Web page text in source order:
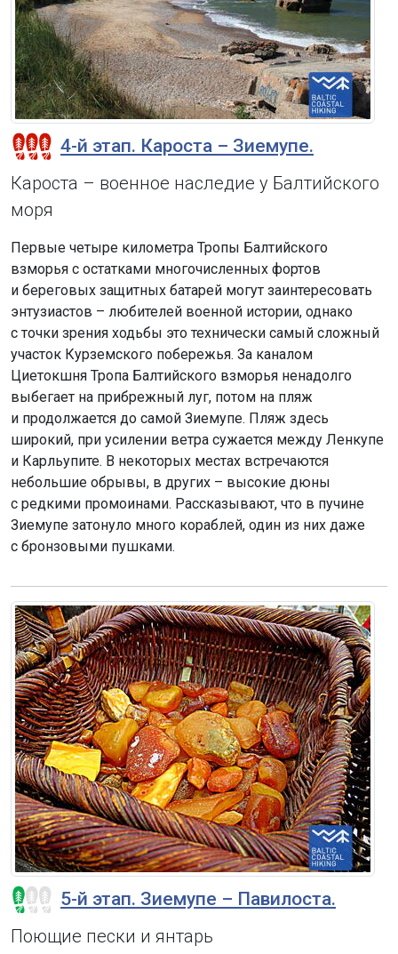
4-й этап. Кароста – Зиемупе.
Кароста – военное наследие у Балтийского
моря
Первые четыре километра Тропы Балтийского
взморья с остатками многочисленных фортов
и береговых защитных батарей могут заинтересовать
энтузиастов – любителей военной истории, однако
с точки зрения ходьбы это технически самый сложный
участок Курземского побережья. За каналом
Циетокшня Тропа Балтийского взморья ненадолго
выбегает на прибрежный луг, потом на пляж
и продолжается до самой Зиемупе. Пляж здесь
широкий, при усилении ветра сужается между Ленкупе
и Карльупите. В некоторых местах встречаются
небольшие обрывы, в других – высокие дюны
с редкими промоинами. Рассказывают, что в пучине
Зиемупе затонуло много кораблей, один из них даже
с бронзовыми пушками.
5-й этап. Зиемупе – Павилоста.
Поющие пески и янтарь